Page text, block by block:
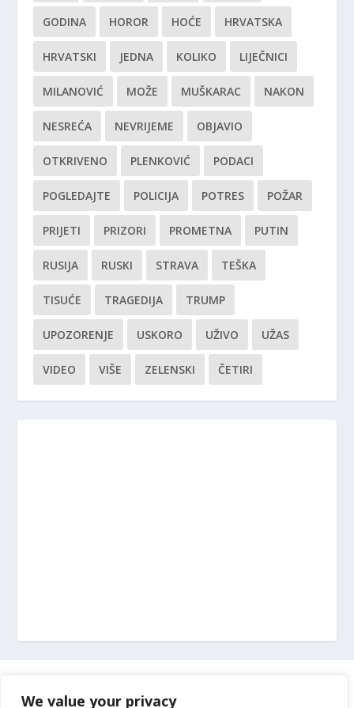
We value your privacy
GODINA HOROR HOĆE HRVATSKA
HRVATSKI JEDNA KOLIKO LIJEČNICI
MILANOVIĆ MOŽE MUŠKARAC NAKON
NESREĆA NEVRIJEME OBJAVIO
OTKRIVENO PLENKOVIĆ PODACI
POGLEDAJTE POLICIJA POTRES POŽAR
PRIJETI PRIZORI PROMETNA PUTIN
RUSIJA RUSKI STRAVA TEŠKA
TISUĆE TRAGEDIJA TRUMP
UPOZORENJE USKORO UŽIVO UŽAS
VIDEO VIŠE ZELENSKI ČETIRI